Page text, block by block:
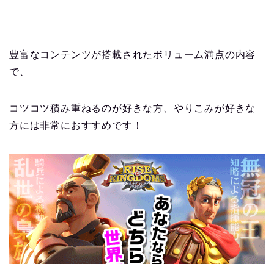
豊富なコンテンツが搭載されたボリューム満点の内容
で、
コツコツ積み重ねるのが好きな方、やりこみが好きな
方には非常におすすめです！